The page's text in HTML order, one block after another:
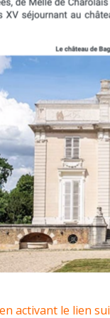
activant le lien